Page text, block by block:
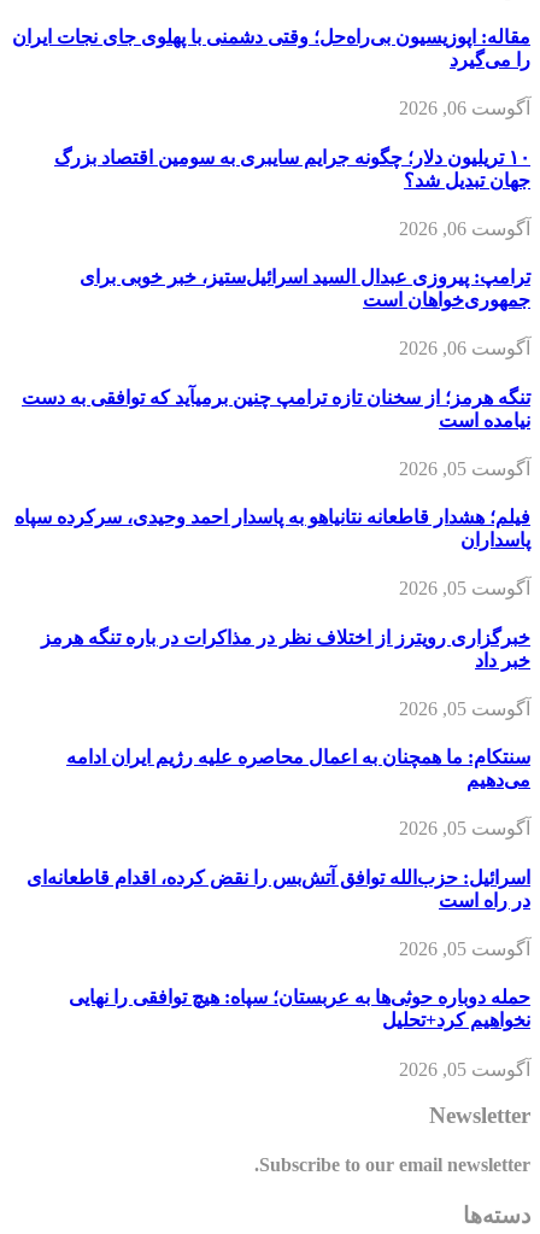
مقاله: اپوزیسیون بی‌راه‌حل؛ وقتی دشمنی با پهلوی جای نجات ایران
را می‌گیرد
آگوست 06, 2026
۱۰ تریلیون دلار؛ چگونه جرایم سایبری به سومین اقتصاد بزرگ
جهان تبدیل شد؟
آگوست 06, 2026
ترامپ: پیروزی عبدال السید اسرائیل‌ستیز، خبر خوبی برای
جمهوری‌خواهان است
آگوست 06, 2026
تنگه هرمز؛ از سخنان تازه ترامپ چنین برمیآید که توافقی به دست
نیامده است
آگوست 05, 2026
فیلم؛ هشدار قاطعانه نتانیاهو به پاسدار احمد وحیدی، سرکرده سپاه
پاسداران
آگوست 05, 2026
خبرگزاری رویترز از اختلاف نظر در مذاکرات در باره تنگه هرمز
خبر داد
آگوست 05, 2026
سنتکام: ما همچنان به اعمال محاصره علیه رژیم ایران ادامه
می‌دهیم
آگوست 05, 2026
اسرائیل: حزب‌الله توافق آتش‌بس را نقض کرده، اقدام قاطعانه‌ای
در راه است
آگوست 05, 2026
حمله دوباره حوثی‌ها به عربستان؛ سپاه: هیچ توافقی را نهایی
نخواهیم کرد+تحلیل
آگوست 05, 2026
Newsletter
Subscribe to our email newsletter.
دسته‌ها